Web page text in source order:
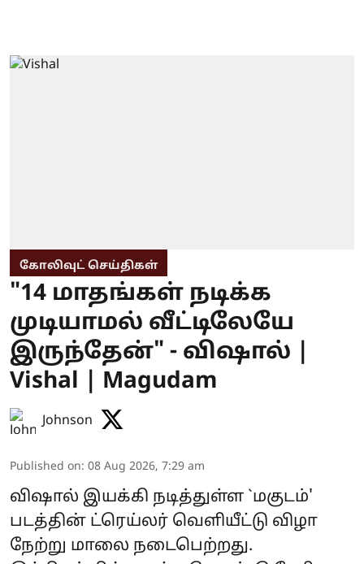
கோலிவுட் செய்திகள்
"14 மாதங்கள் நடிக்க
முடியாமல் வீட்டிலேயே
இருந்தேன்" - விஷால் |
Vishal | Magudam
Johnson
Published on: 08 Aug 2026, 7:29 am
விஷால் இயக்கி நடித்துள்ள `மகுடம்'
படத்தின் ட்ரெய்லர் வெளியீட்டு விழா
நேற்று மாலை நடைபெற்றது.